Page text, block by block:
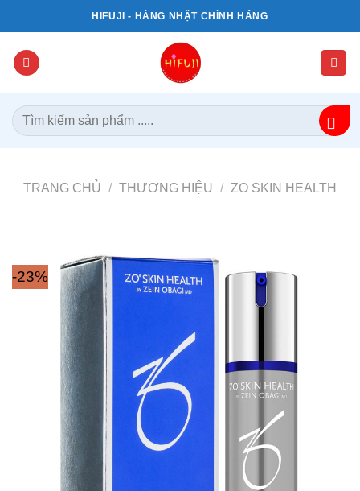
qua
dung
HIFUJI - HÀNG NHẬT CHÍNH HÃNG
Tìm
kiếm:
TRANG CHỦ / THƯƠNG HIỆU / ZO SKIN HEALTH
-23%